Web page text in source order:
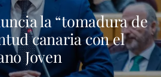
la “tomadura de
canaria con el
Joven